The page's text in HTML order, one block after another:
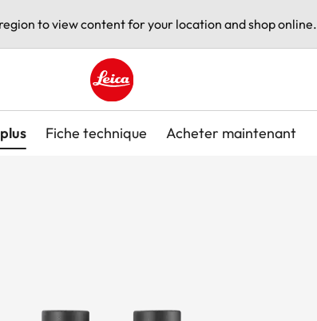
to view content for your location and shop online.
Leica logo - Home
Fiche technique Acheter maintenant